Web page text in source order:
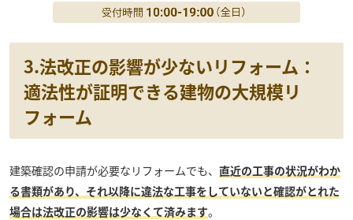
3.法改正の影響が少ないリフォーム：
適法性が証明できる建物の大規模リ
フォーム
建築確認の申請が必要なリフォームでも、 直近の工事の状況がわか
る書類があり、それ以降に違法な工事をしていないと確認がとれた
場合は法改正の影響は少なくて済みます。